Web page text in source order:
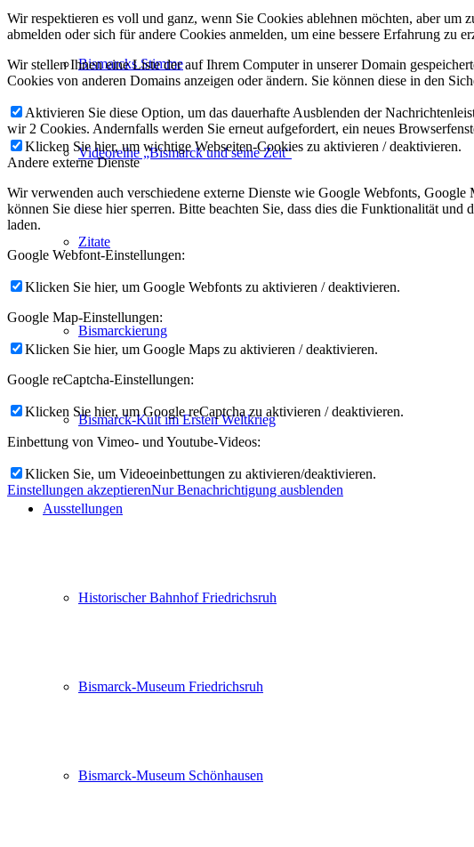
Bismarcks Stimme
Videoreihe „Bismarck und seine Zeit“
Zitate
Bismarckierung
Bismarck-Kult im Ersten Weltkrieg
Ausstellungen
Historischer Bahnhof Friedrichsruh
Bismarck-Museum Friedrichsruh
Bismarck-Museum Schönhausen
Wir respektieren es voll und ganz, wenn Sie Cookies ablehnen möchten, aber
abmelden oder sich für andere Cookies anmelden, um eine bessere Erfahrung zu
Wir stellen Ihnen eine Liste der auf Ihrem Computer in unserer Domain
Cookies von anderen Domains anzeigen oder ändern. Sie können diese in den
Aktivieren Sie diese Option, um das dauerhafte Ausblenden der
wir 2 Cookies. Andernfalls werden Sie erneut aufgefordert, ein neues
Klicken Sie hier, um wichtige Webseiten-Cookies zu aktivieren / deaktivieren.
Andere externe Dienste
Wir verwenden auch verschiedene externe Dienste wie Google Webfonts,
können Sie diese hier sperren. Bitte beachten Sie, dass dies die Funktionalität
laden.
Google Webfont-Einstellungen:
Klicken Sie hier, um Google Webfonts zu aktivieren / deaktivieren.
Google Map-Einstellungen:
Klicken Sie hier, um Google Maps zu aktivieren / deaktivieren.
Google reCaptcha-Einstellungen:
Klicken Sie hier, um Google reCaptcha zu aktivieren / deaktivieren.
Einbettung von Vimeo- und Youtube-Videos:
Klicken Sie, um Videoeinbettungen zu aktivieren/deaktivieren.
Einstellungen akzeptierenNur Benachrichtigung ausblenden